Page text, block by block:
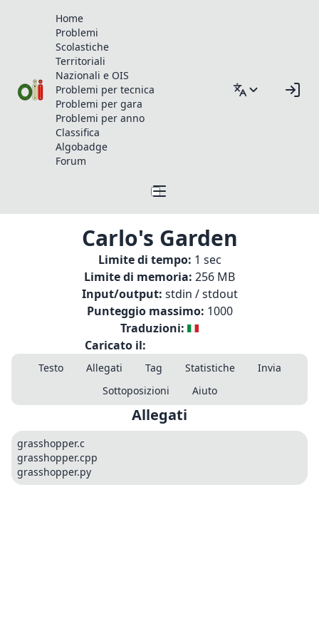
Home
Problemi
Scolastiche
Territoriali
Nazionali e OIS
Problemi per tecnica
Problemi per gara
Problemi per anno
Classifica
Algobadge
Forum
Carlo's Garden
Limite di tempo: 1 sec
Limite di memoria: 256 MB
Input/output: stdin / stdout
Punteggio massimo: 1000
Traduzioni:
Caricato il:
Testo Allegati Tag Statistiche
Invia
Sottoposizioni
Aiuto
Allegati
grasshopper.c
grasshopper.cpp
grasshopper.py